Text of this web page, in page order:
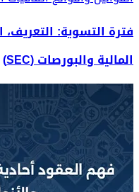
فترة التسوية: التعريف،
المالية والبورصات (SEC)